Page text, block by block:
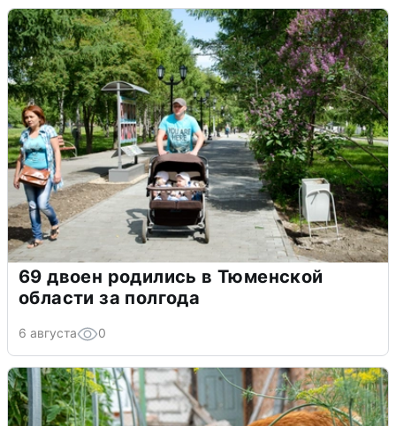
69 двоен родились в Тюменской
области за полгода
6 августа 0